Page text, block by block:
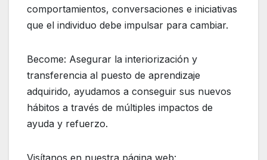
comportamientos, conversaciones e iniciativas
que el individuo debe impulsar para cambiar.
Become: Asegurar la interiorización y
transferencia al puesto de aprendizaje
adquirido, ayudamos a conseguir sus nuevos
hábitos a través de múltiples impactos de
ayuda y refuerzo.